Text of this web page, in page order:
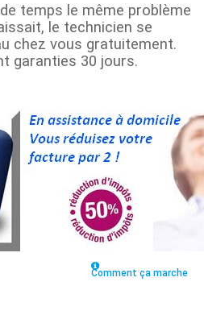
temps le même problème
le technicien se
chez vous gratuitement.
garanties 30 jours.
Comment ça marche